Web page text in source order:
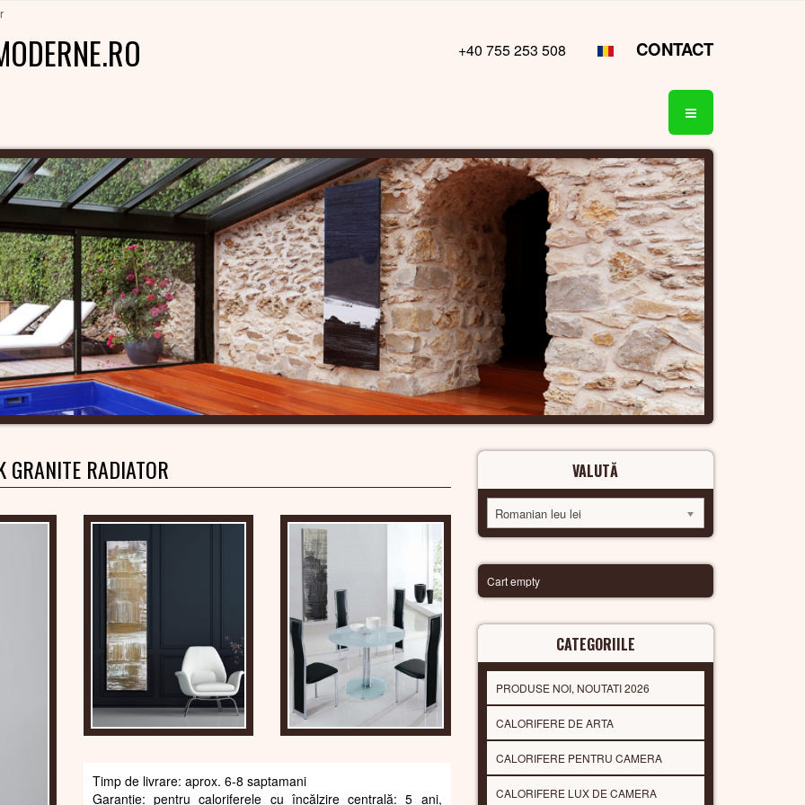
+40 755 253 508 CONTACT
GRANITE RADIATOR
Timp de livrare: aprox. 6-8 saptamani
Garanție: pentru caloriferele cu încălzire centrală: 5 ani,
VALUTĂ
Romanian leu lei
Cart empty
CATEGORIILE
PRODUSE NOI, NOUTATI 2026
CALORIFERE DE ARTA
CALORIFERE PENTRU CAMERA
CALORIFERE LUX DE CAMERA